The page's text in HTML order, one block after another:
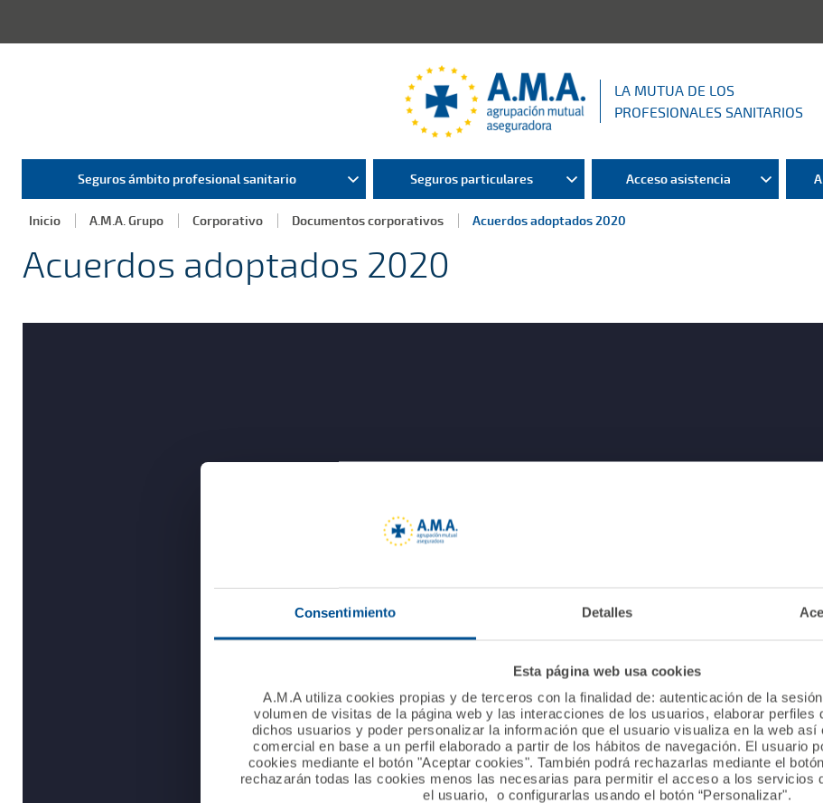
Consentimiento Detalles
Esta página web usa cookies
A.M.A utiliza cookies propias y de terceros con la finalidad de: autenticación de la
volumen de visitas de la página web y las interacciones de los usuarios, elaborar perfiles
dichos usuarios y poder personalizar la información que el usuario visualiza en la web así
comercial en base a un perfil elaborado a partir de los hábitos de navegación. El usuario
cookies mediante el botón "Aceptar cookies". También podrá rechazarlas mediante el
rechazarán todas las cookies menos las necesarias para permitir el acceso a los servicios
el usuario, o configurarlas usando el botón “Personalizar".
LA MUTUA DE LOS
PROFESIONALES SANITARIOS
Seguros ámbito profesional sanitario Seguros particulares Acceso asistencia
Inicio A.M.A. Grupo Corporativo Documentos corporativos Acuerdos adoptados 2020
Acuerdos adoptados 2020